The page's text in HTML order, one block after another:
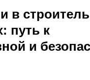
в
путь к
и